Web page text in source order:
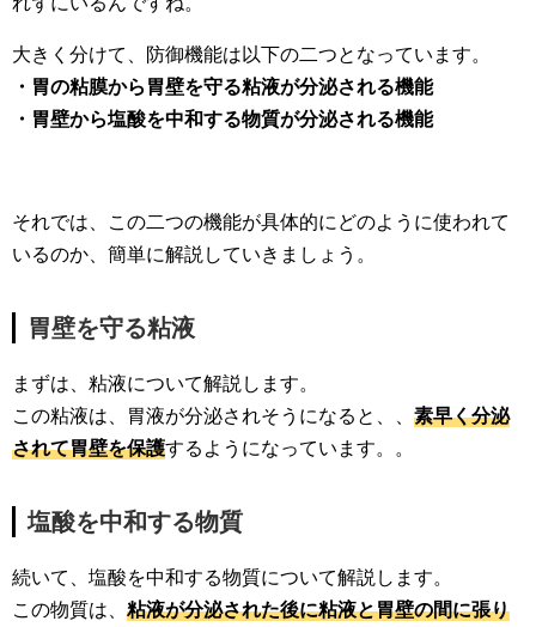
大きく分けて、防御機能は以下の二つとなっています。
・胃の粘膜から胃壁を守る粘液が分泌される機能
・胃壁から塩酸を中和する物質が分泌される機能
それでは、この二つの機能が具体的にどのように使われて
いるのか、簡単に解説していきましょう。
胃壁を守る粘液
まずは、粘液について解説します。
この粘液は、胃液が分泌されそうになると、、 素早く分泌
されて胃壁を保護するようになっています。。
塩酸を中和する物質
続いて、塩酸を中和する物質について解説します。
この物質は、 粘液が分泌された後に粘液と胃壁の間に張り